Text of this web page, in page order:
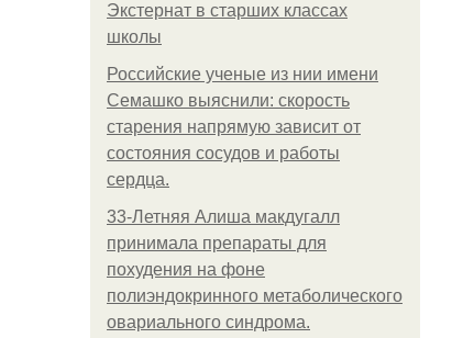
Экстернат в старших классах
школы
Российские ученые из нии имени
Семашко выяснили: скорость
старения напрямую зависит от
состояния сосудов и работы
сердца.
33-Летняя Алиша макдугалл
принимала препараты для
похудения на фоне
полиэндокринного метаболического
овариального синдрома.